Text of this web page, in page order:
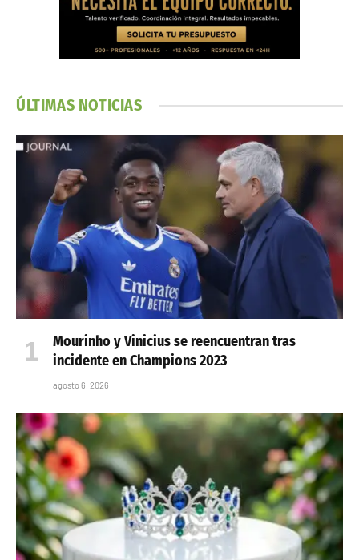
ÚLTIMAS NOTICIAS
Mourinho y Vinicius se reencuentran tras
incidente en Champions 2023
agosto 6, 2026